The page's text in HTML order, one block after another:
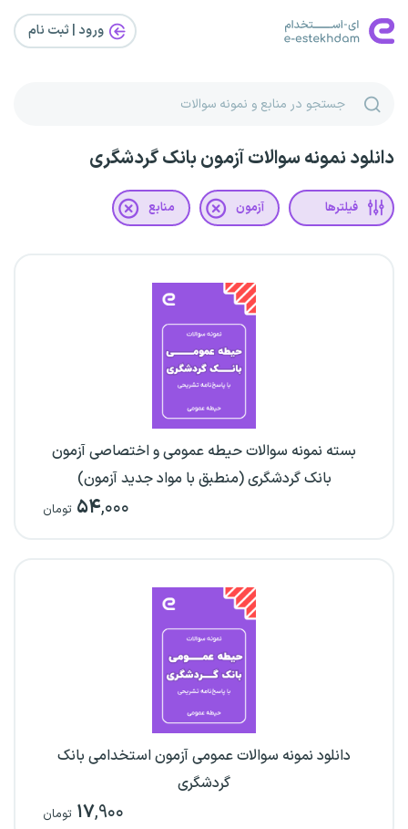
ورود | ثبت‌ نام
دانلود نمونه سوالات آزمون بانک گردشگری
فیلترها آزمون منابع
بسته نمونه سوالات حیطه عمومی و اختصاصی آزمون
بانک گردشگری (منطبق با مواد جدید آزمون)
۵۴,۰۰۰ تومان
دانلود نمونه سوالات عمومی آزمون استخدامی بانک
گردشگری
۱۷,۹۰۰ تومان